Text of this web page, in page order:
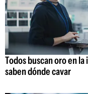
Todos buscan oro en
saben dónde cavar